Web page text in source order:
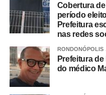
momento de tristeza, o
contribuição
com o desenvolvimento
solidariedade a
familiares e amigos pela
possa confortá-los.
Cobertura
período
Prefeitura
nas redes
RONDONÓPOLIS
Prefeitura
do médico